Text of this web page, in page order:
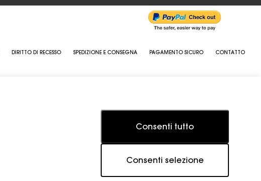
DIRITTO DI RECESSO SPEDIZIONE E CONSEGNA PAGAMENTO SICURO CONTATTO
Consenti tutto
Consenti selezione